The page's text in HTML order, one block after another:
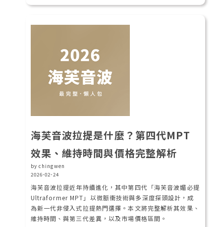
海芙音波拉提是什麼？第四代MPT
效果、維持時間與價格完整解析
by chingwen
2026-02-24
海芙音波拉提近年持續進化，其中第四代「海芙音波媚必提
Ultraformer MPT」以微脈衝技術與多深度探頭設計，成
為新一代非侵入式拉提熱門選擇。本文將完整解析其效果、
維持時間、與第三代差異，以及市場價格區間。